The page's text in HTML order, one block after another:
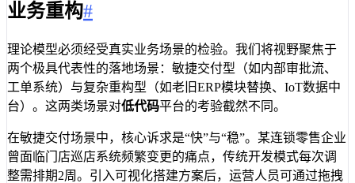
业务重构#
理论模型必须经受真实业务场景的检验。我们将视野聚焦于
两个极具代表性的落地场景：敏捷交付型（如内部审批流、
工单系统）与复杂重构型（如老旧ERP模块替换、IoT数据中
台）。这两类场景对低代码平台的考验截然不同。
在敏捷交付场景中，核心诉求是“快”与“稳”。某连锁零售企业
曾面临门店巡店系统频繁变更的痛点，传统开发模式每次调
整需排期2周。引入可视化搭建方案后，运营人员可通过拖拽